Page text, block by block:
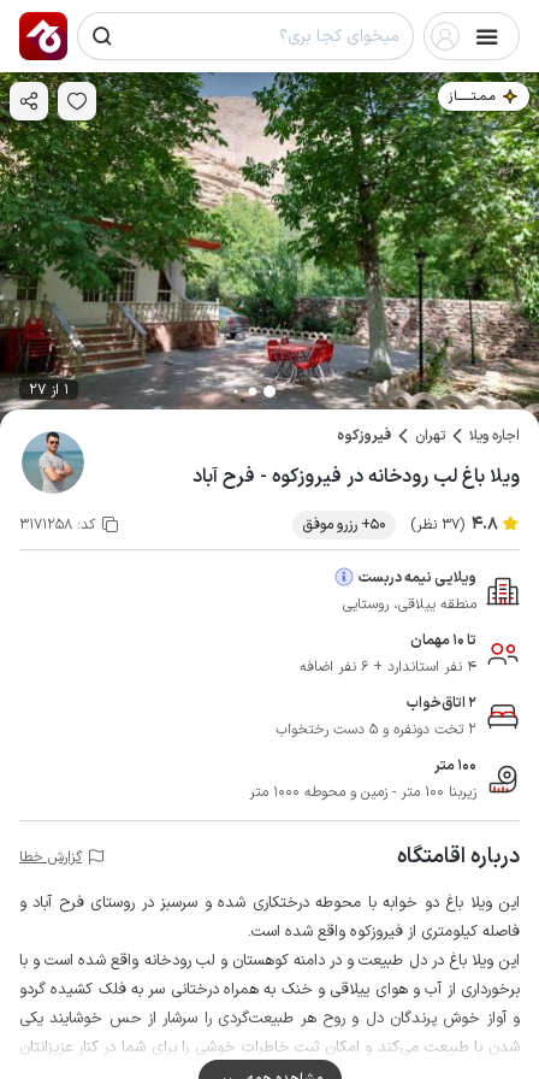
مـمـتــــــاز
1 از 27
اجاره ویلا تهران فیروزکوه
ویلا باغ لب رودخانه در فیروزکوه - فرح آباد
4.8 (37 نظر) 50+ رزرو موفق کد: 3171258
ویلایی نیمه دربست
منطقه ییلاقی، روستایی
تا 10 مهمان
4 نفر استاندارد + 6 نفر اضافه
2 اتاق‌خواب
2 تخت دونفره و 5 دست رختخواب
100 متر
زیربنا 100 متر - زمین و محوطه 1000 متر
درباره اقامتگاه گزارش خطا
این ویلا باغ دو خوابه با محوطه درختکاری شده و سرسبز در روستای فرح آباد و
فاصله کیلومتری از فیروزکوه واقع شده است.
این ویلا باغ در دل طبیعت و در دامنه کوهستان و لب رودخانه واقع شده است و با
برخورداری از آب و هوای ییلاقی و خنک به همراه درختانی سر به فلک کشیده گردو
و آواز خوش پرندگان دل و روح هر طبیعت‌گردی را سرشار از حس خوشایند یکی
شدن با طبیعت می‌کند و امکان ثبت خاطرات خوشی را برای شما در کنار عزیزانتان